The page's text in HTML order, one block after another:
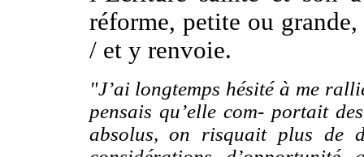
réforme, petite ou
/ et y renvoie.
"J’ai longtemps hésité à me
pensais qu’elle com- portait
absolus, on risquait plus de